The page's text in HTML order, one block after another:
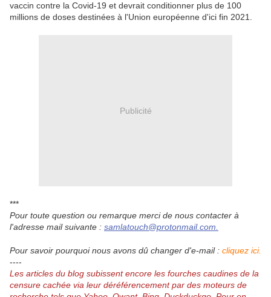
vaccin contre la Covid-19 et devrait conditionner plus de 100
millions de doses destinées à l'Union européenne d'ici fin 2021.
Publicité
***
Pour toute question ou remarque merci de nous contacter à
l'adresse mail suivante : samlatouch@protonmail.com.
Pour savoir pourquoi nous avons dû changer d'e-mail : cliquez ici.
----
Les articles du blog subissent encore les fourches caudines de la
censure cachée via leur déréférencement par des moteurs de